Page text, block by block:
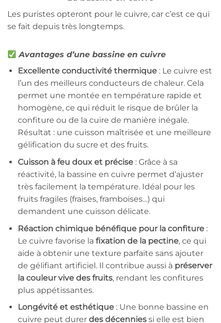
Les puristes opteront pour le cuivre, car c’est ce qui
se fait depuis très longtemps.
Avantages d’une bassine en cuivre
Excellente conductivité thermique: Le cuivre est
l’un des meilleurs conducteurs de chaleur. Cela
permet une montée en température rapide et
homogène, ce qui réduit le risque de brûler la
confiture ou de la cuire de manière inégale.
Résultat : une cuisson maîtrisée et une meilleure
gélification du sucre et des fruits.
Cuisson à feu doux et précise: Grâce à sa
réactivité, la bassine en cuivre permet d’ajuster
très facilement la température. Idéal pour les
fruits fragiles (fraises, framboises…) qui
demandent une cuisson délicate.
Réaction chimique bénéfique pour la confiture:
Le cuivre favorise la fixation de la pectine, ce qui
aide à obtenir une texture parfaite sans ajouter
de gélifiant artificiel. Il contribue aussi à préserver
la couleur vive des fruits, rendant les confitures
plus appétissantes.
Longévité et esthétique: Une bonne bassine en
cuivre peut durer des décenniessi elle est bien